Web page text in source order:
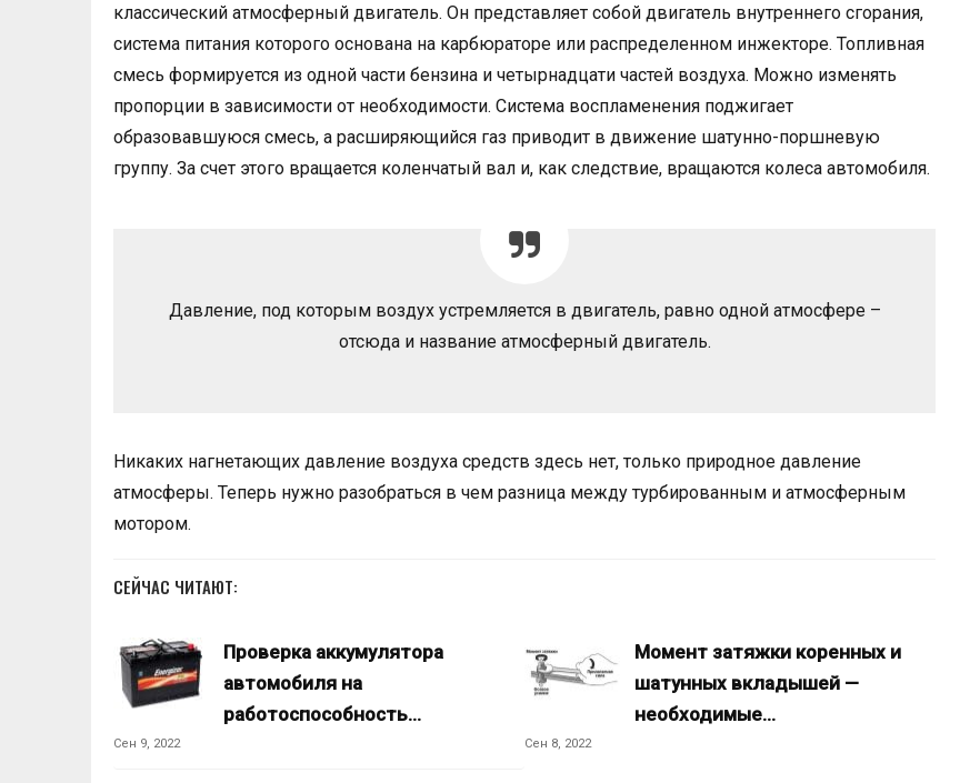
классический атмосферный двигатель. Он представляет собой двигатель внутреннего сгорания,
система питания которого основана на карбюраторе или распределенном инжекторе. Топливная
смесь формируется из одной части бензина и четырнадцати частей воздуха. Можно изменять
пропорции в зависимости от необходимости. Система воспламенения поджигает
образовавшуюся смесь, а расширяющийся газ приводит в движение шатунно-поршневую
группу. За счет этого вращается коленчатый вал и, как следствие, вращаются колеса автомобиля.
Давление, под которым воздух устремляется в двигатель, равно одной атмосфере –
отсюда и название атмосферный двигатель.
Никаких нагнетающих давление воздуха средств здесь нет, только природное давление
атмосферы. Теперь нужно разобраться в чем разница между турбированным и атмосферным
мотором.
СЕЙЧАС ЧИТАЮТ:
Проверка аккумулятора
автомобиля на
работоспособность…
Сен 9, 2022
Момент затяжки коренных и
шатунных вкладышей —
необходимые…
Сен 8, 2022